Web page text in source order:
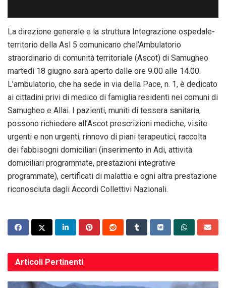
La direzione generale e la struttura Integrazione ospedale-
territorio della Asl 5 comunicano chel’Ambulatorio
straordinario di comunità territoriale (Ascot) di Samugheo
martedì 18 giugno sarà aperto dalle ore 9.00 alle 14.00.
L’ambulatorio, che ha sede in via della Pace, n. 1, è dedicato
ai cittadini privi di medico di famiglia residenti nei comuni di
Samugheo e Allai. I pazienti, muniti di tessera sanitaria,
possono richiedere all’Ascot prescrizioni mediche, visite
urgenti e non urgenti, rinnovo di piani terapeutici, raccolta
dei fabbisogni domiciliari (inserimento in Adi, attività
domiciliari programmate, prestazioni integrative
programmate), certificati di malattia e ogni altra prestazione
riconosciuta dagli Accordi Collettivi Nazionali.
Articoli Pertinenti